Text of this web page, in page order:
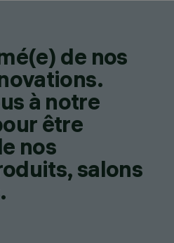
de nos
à notre
être
nos
salons